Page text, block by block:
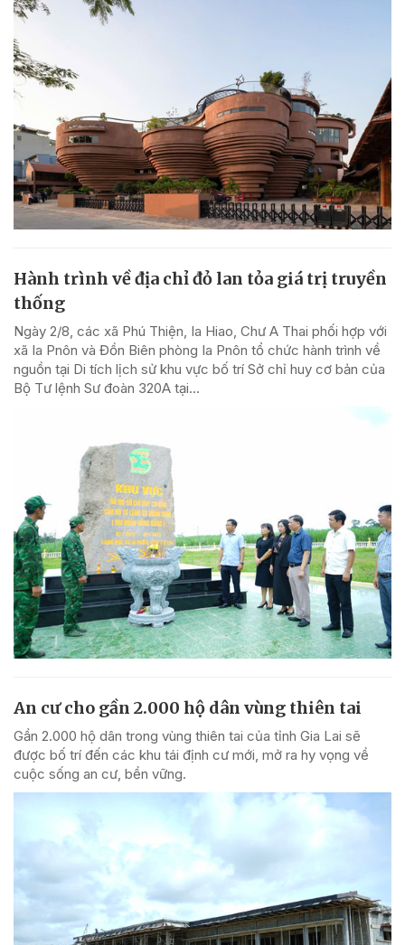
Hành trình về địa chỉ đỏ lan tỏa giá trị truyền
thống
Ngày 2/8, các xã Phú Thiện, Ia Hiao, Chư A Thai phối hợp với
xã Ia Pnôn và Đồn Biên phòng Ia Pnôn tổ chức hành trình về
nguồn tại Di tích lịch sử khu vực bố trí Sở chỉ huy cơ bản của
Bộ Tư lệnh Sư đoàn 320A tại...
An cư cho gần 2.000 hộ dân vùng thiên tai
Gần 2.000 hộ dân trong vùng thiên tai của tỉnh Gia Lai sẽ
được bố trí đến các khu tái định cư mới, mở ra hy vọng về
cuộc sống an cư, bền vững.